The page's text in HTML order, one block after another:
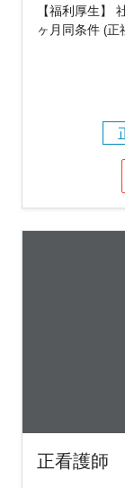
【福利厚生】
ヶ月同条件 (正
正看護師